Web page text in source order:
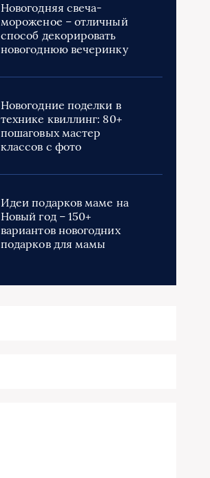
Новогодняя свеча-
мороженое – отличный
способ декорировать
новогоднюю вечеринку
Новогодние поделки в
технике квиллинг: 80+
пошаговых мастер
классов с фото
Идеи подарков маме на
Новый год – 150+
вариантов новогодних
подарков для мамы